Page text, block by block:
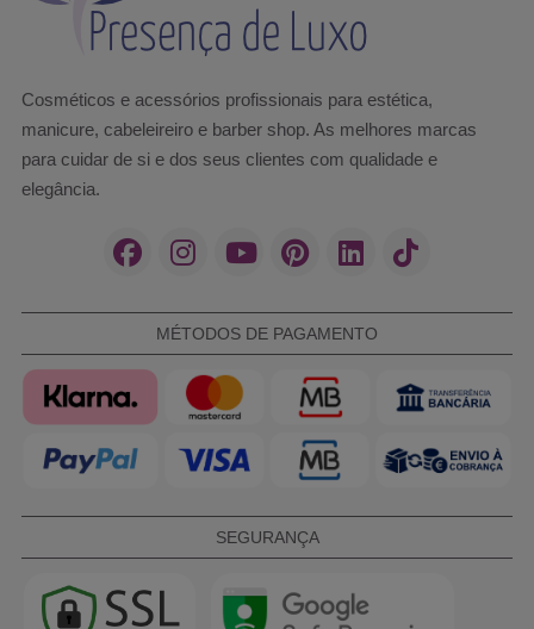
Cosméticos e acessórios profissionais para estética,
manicure, cabeleireiro e barber shop. As melhores marcas
para cuidar de si e dos seus clientes com qualidade e
elegância.
MÉTODOS DE PAGAMENTO
SEGURANÇA